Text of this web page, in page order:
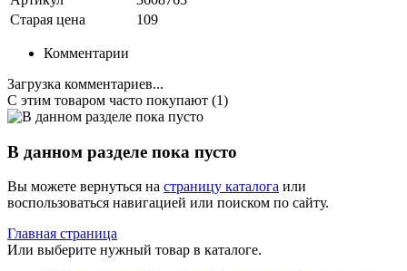
Старая цена
109
Комментарии
Загрузка комментариев...
С этим товаром часто покупают (1)
В данном разделе пока пусто
Вы можете вернуться на страницу каталога или
воспользоваться навигацией или поиском по сайту.
Главная страница
Или выберите нужный товар в каталоге.